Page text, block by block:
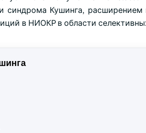
синдрома Кушинга, расширением
в НИОКР в области